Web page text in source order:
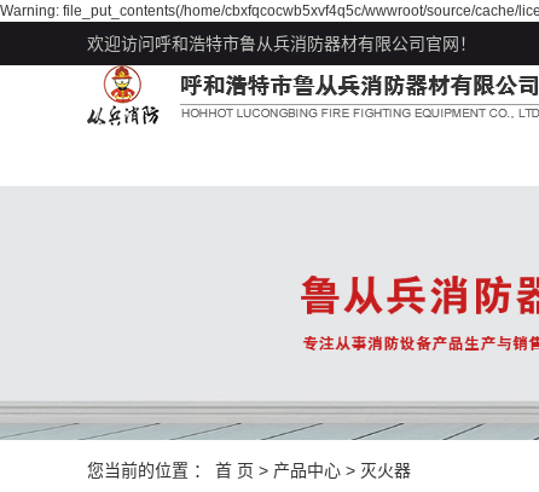
Warning: file_put_contents(/home/cbxfqcocwb5xvf4q5c/wwwroot/source/cache/
欢迎访问呼和浩特市鲁从兵消防器材有限公司官网！
您当前的位置 ： 首 页 > 产品中心 > 灭火器